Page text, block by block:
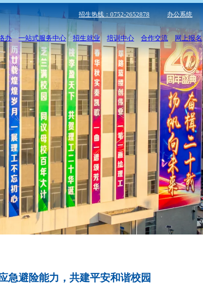
招生热线：0752-2652878 办公系统
办 一站式服务中心 招生就业 培训中心 合作交流 网上报名
急避险能力，共建平安和谐校园